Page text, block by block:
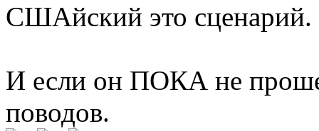
СШАйский это сценарий.
И если он ПОКА не
поводов.